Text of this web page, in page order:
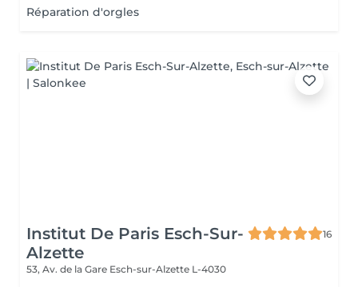
Réparation d'orgles
Institut De Paris Esch-Sur-
Alzette
16
53, Av. de la Gare Esch-sur-Alzette L-4030